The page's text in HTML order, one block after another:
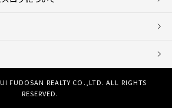
FUDOSAN REALTY CO.,LTD. ALL RIGHTS
RESERVED.